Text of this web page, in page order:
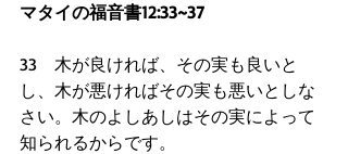
マタイの福音書12:33~37
33　木が良ければ、その実も良いと
し、木が悪ければその実も悪いとしな
さい。木のよしあしはその実によって
知られるからです。